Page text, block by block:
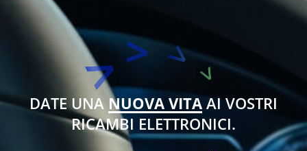
DATE UNA NUOVA VITA AI VOSTRI
RICAMBI ELETTRONICI.